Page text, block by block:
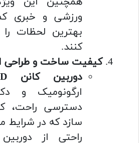
ورزشی و خبری
بهترین لحظات
کنند.
کیفیت ساخت و طراحی
دوربین کانن 90D
ارگونومیک و
دسترسی راحت،
سازد که در
راحتی از